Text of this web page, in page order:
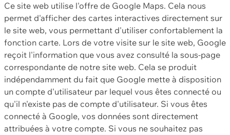
Ce site web utilise l'offre de Google Maps. Cela nous
permet d'afficher des cartes interactives directement sur
le site web, vous permettant d'utiliser confortablement la
fonction carte. Lors de votre visite sur le site web, Google
reçoit l'information que vous avez consulté la sous-page
correspondante de notre site web. Cela se produit
indépendamment du fait que Google mette à disposition
un compte d'utilisateur par lequel vous êtes connecté ou
qu'il n'existe pas de compte d'utilisateur. Si vous êtes
connecté à Google, vos données sont directement
attribuées à votre compte. Si vous ne souhaitez pas